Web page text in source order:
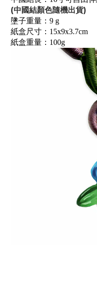
(中國結顏色隨機出貨)
墬子重量：9 g
紙盒尺寸：15x9x3.7cm
紙盒重量：100g